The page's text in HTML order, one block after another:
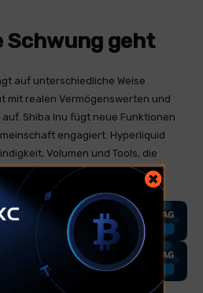
Schwung geht
auf unterschiedliche Weise
mit realen Vermögenswerten und
Shiba Inu fügt neue Funktionen
engagiert. Hyperliquid
Volumen und Tools, die